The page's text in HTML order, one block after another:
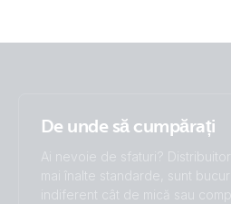
De unde să cumpărați
Ai nevoie de sfaturi?
mai înalte standarde, sunt
indiferent cât de mică sau